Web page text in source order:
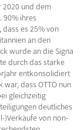
2020 und dem
90% ihres
dass es 25% von
an den
wurde an die Signa
durch das starke
entkonsolidiert
dass OTTO nun
gleichzeitig
deutliches
)Verkäufe von non-